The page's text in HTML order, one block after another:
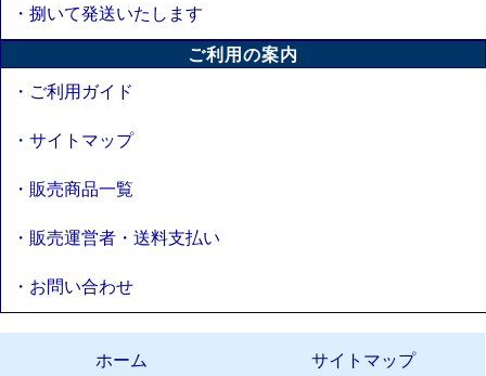
・捌いて発送いたします
ご利用の案内
・ご利用ガイド
・サイトマップ
・販売商品一覧
・販売運営者・送料支払い
・お問い合わせ
ホーム サイトマップ